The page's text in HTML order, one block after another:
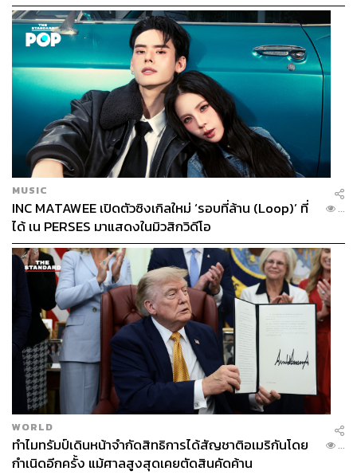
MUSIC
INC MATAWEE เปิดตัวซิงเกิลใหม่ ‘รอบที่ล้าน (Loop)’ ที่
ได้ เน PERSES มาแสดงในมิวสิกวิดีโอ
...
WORLD
ทำไมทรัมป์เดินหน้าจำกัดสิทธิการได้สัญชาติอเมริกันโดย
กำเนิดอีกครั้ง แม้ศาลสูงสุดเคยตัดสินคัดค้าน
...